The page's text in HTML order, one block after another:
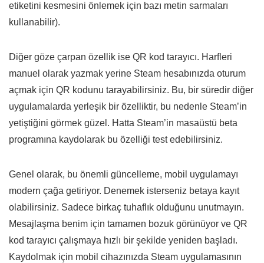
etiketini kesmesini önlemek için bazı metin sarmaları
kullanabilir).
Diğer göze çarpan özellik ise QR kod tarayıcı. Harfleri
manuel olarak yazmak yerine Steam hesabınızda oturum
açmak için QR kodunu tarayabilirsiniz. Bu, bir süredir diğer
uygulamalarda yerleşik bir özelliktir, bu nedenle Steam’in
yetiştiğini görmek güzel. Hatta Steam’in masaüstü beta
programına kaydolarak bu özelliği test edebilirsiniz.
Genel olarak, bu önemli güncelleme, mobil uygulamayı
modern çağa getiriyor. Denemek isterseniz betaya kayıt
olabilirsiniz. Sadece birkaç tuhaflık olduğunu unutmayın.
Mesajlaşma benim için tamamen bozuk görünüyor ve QR
kod tarayıcı çalışmaya hızlı bir şekilde yeniden başladı.
Kaydolmak için mobil cihazınızda Steam uygulamasının